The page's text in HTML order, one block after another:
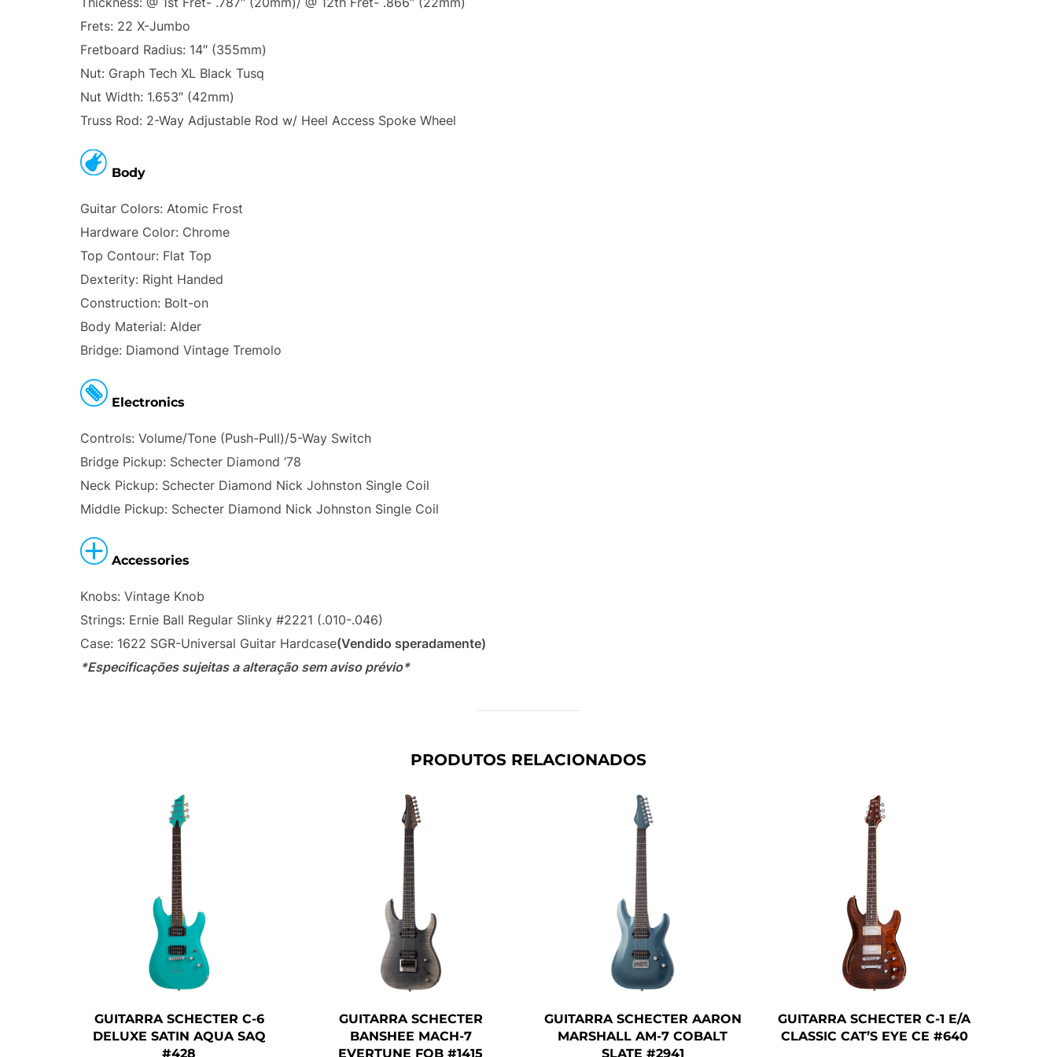
Frets: 22 X-Jumbo
Fretboard Radius: 14″ (355mm)
Nut: Graph Tech XL Black Tusq
Nut Width: 1.653″ (42mm)
Truss Rod: 2-Way Adjustable Rod w/ Heel Access Spoke Wheel
Body
Guitar Colors: Atomic Frost
Hardware Color: Chrome
Top Contour: Flat Top
Dexterity: Right Handed
Construction: Bolt-on
Body Material: Alder
Bridge: Diamond Vintage Tremolo
Electronics
Controls: Volume/Tone (Push-Pull)/5-Way Switch
Bridge Pickup: Schecter Diamond ’78
Neck Pickup: Schecter Diamond Nick Johnston Single Coil
Middle Pickup: Schecter Diamond Nick Johnston Single Coil
Accessories
Knobs: Vintage Knob
Strings: Ernie Ball Regular Slinky #2221 (.010-.046)
Case: 1622 SGR-Universal Guitar Hardcase(Vendido speradamente)
*Especificações sujeitas a alteração sem aviso prévio*
PRODUTOS RELACIONADOS
GUITARRA SCHECTER C-6
DELUXE SATIN AQUA SAQ
#428
GUITARRA SCHECTER
BANSHEE MACH-7
EVERTUNE FOB #1415
GUITARRA SCHECTER AARON
MARSHALL AM-7 COBALT
SLATE #2941
GUITARRA SCHECTER C-1 E/A
CLASSIC CAT’S EYE CE #640